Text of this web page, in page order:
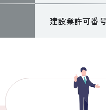
建設業許可番